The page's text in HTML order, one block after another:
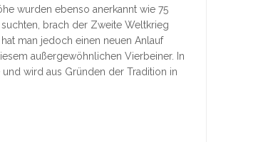
wurden ebenso anerkannt wie 75
brach der Zweite Weltkrieg
man jedoch einen neuen Anlauf
außergewöhnlichen Vierbeiner. In
wird aus Gründen der Tradition in